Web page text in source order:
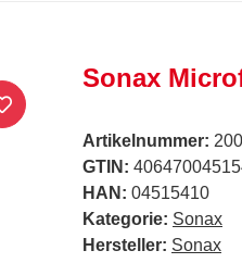
Sonax
Artikelnummer:
GTIN:
HAN: 04515410
Kategorie: Sonax
Hersteller: Sonax